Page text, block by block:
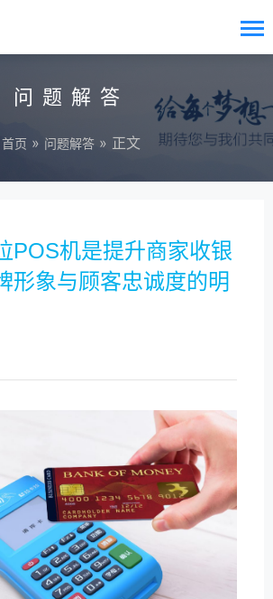
问题解答
首页 » 问题解答 » 正文
POS机是提升商家收银
形象与顾客忠诚度的明